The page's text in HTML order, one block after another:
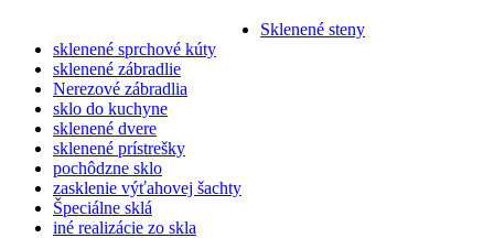
Sklenené steny
sklenené sprchové kúty
sklenené zábradlie
Nerezové zábradlia
sklo do kuchyne
sklenené dvere
sklenené prístrešky
pochôdzne sklo
zasklenie výťahovej šachty
Špeciálne sklá
iné realizácie zo skla